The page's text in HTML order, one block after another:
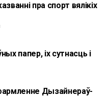
пра спорт вялікіх
папер, іх сутнасць і
Дызайнераў-